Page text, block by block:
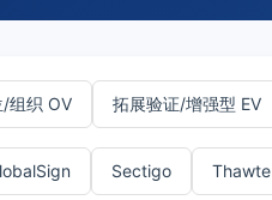
组织 OV 拓展验证/增强型 EV
Sectigo Thawte